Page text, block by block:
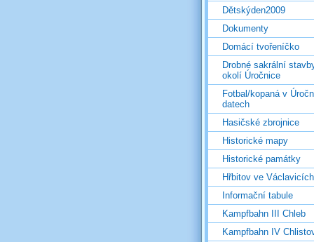
Dětskýden2009
Dokumenty
Domácí tvořeníčko
Drobné sakrální
okolí Úročnice
Fotbal/kopaná v
datech
Hasičské zbrojnice
Historické mapy
Historické památky
Hřbitov ve Václavicích
Informační tabule
Kampfbahn III Chleb
Kampfbahn IV